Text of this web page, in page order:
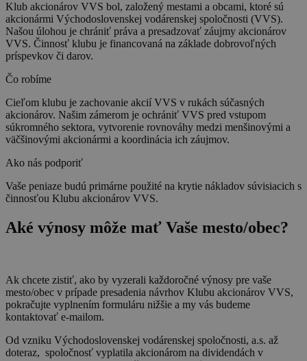
Klub akcionárov VVS bol, založený mestami a obcami, ktoré sú
akcionármi Východoslovenskej vodárenskej spoločnosti (VVS).
Našou úlohou je chrániť práva a presadzovať záujmy akcionárov
VVS. Činnosť klubu je financovaná na základe dobrovoľných
príspevkov či darov.
Čo robíme
Cieľom klubu je zachovanie akcií VVS v rukách súčasných
akcionárov. Našim zámerom je ochrániť VVS pred vstupom
súkromného sektora, vytvorenie rovnováhy medzi menšinovými a
väčšinovými akcionármi a koordinácia ich záujmov.
Ako nás podporiť
Vaše peniaze budú primárne použité na krytie nákladov súvisiacich s
činnosťou Klubu akcionárov VVS.
Aké výnosy môže mať Vaše mesto/obec?
Ak chcete zistiť, ako by vyzerali každoročné výnosy pre vaše
mesto/obec v prípade presadenia návrhov Klubu akcionárov VVS,
pokračujte vyplnením formuláru nižšie a my vás budeme
kontaktovať e-mailom.
Od vzniku Východoslovenskej vodárenskej spoločnosti, a.s. až
doteraz, spoločnosť vyplatila akcionárom na dividendách v